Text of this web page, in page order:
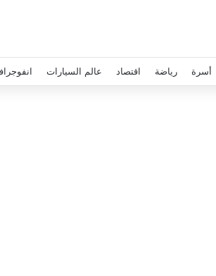
أسرة رياضة اقتصاد عالم السيارات